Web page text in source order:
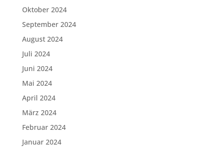
Oktober 2024
September 2024
August 2024
Juli 2024
Juni 2024
Mai 2024
April 2024
März 2024
Februar 2024
Januar 2024